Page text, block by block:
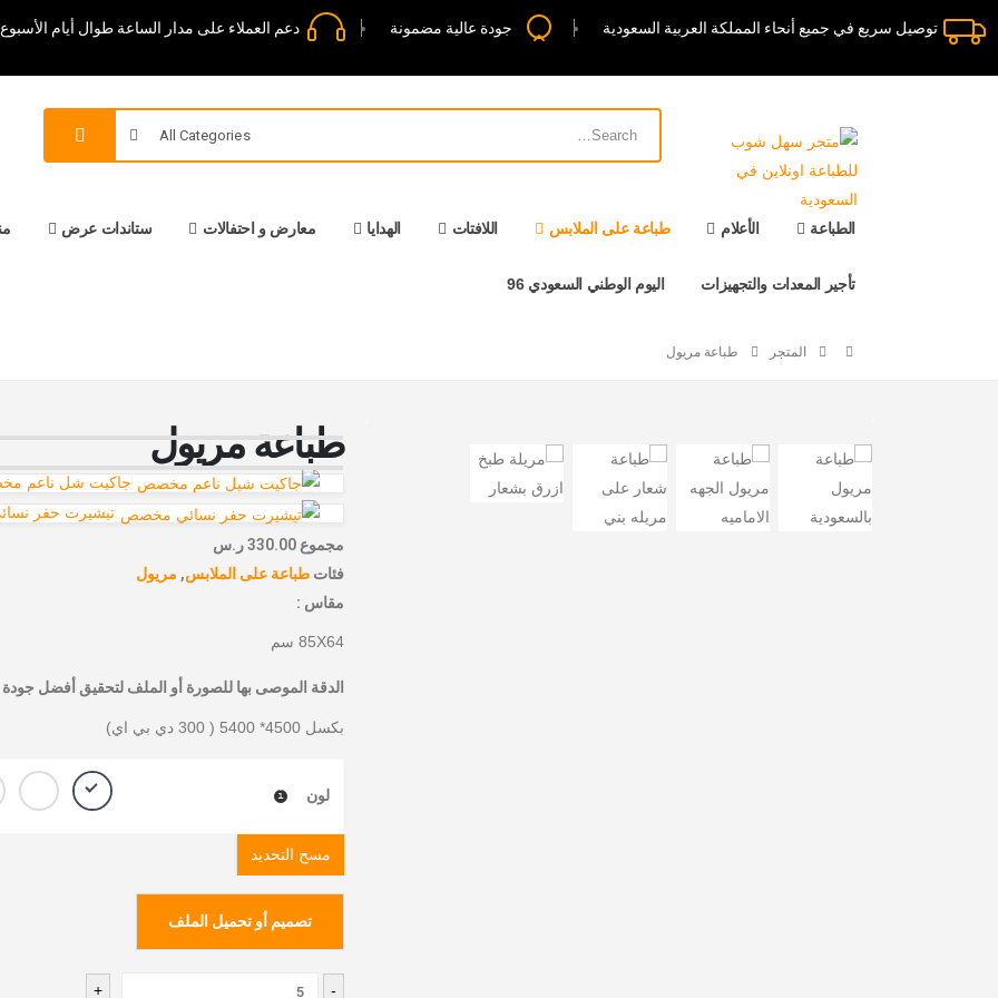
توصيل سريع في جميع أنحاء المملكة العربية السعودية جودة عالية مضمونة دعم العملاء على مدار الساعة طوال أيام الأسبوع
All Categories
الطباعة الأعلام طباعة على الملابس اللافتات الهدايا معارض و احتفالات ستاندات عرض
تأجير المعدات والتجهيزات اليوم الوطني السعودي 96
المتجر طباعة مريول
طباعة مريول
جاكيت شل ناعم
تيشيرت حفر
مجموع 330.00 ر.س
فئات طباعة على الملابس, مريول
مقاس :
85X64 سم
الدقة الموصى بها للصورة أو الملف لتحقيق أفضل جودة
بكسل 4500* 5400 ( 300 دي بي اي)
لون
مسح التحديد
تصميم أو تحميل الملف
-
+